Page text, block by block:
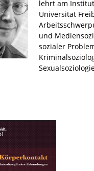
lehrt am
Universität
und
sozialer